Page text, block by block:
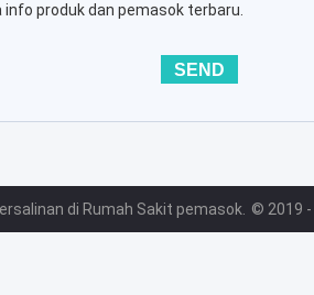
produk dan pemasok terbaru.
di Rumah Sakit pemasok. © 2019 -